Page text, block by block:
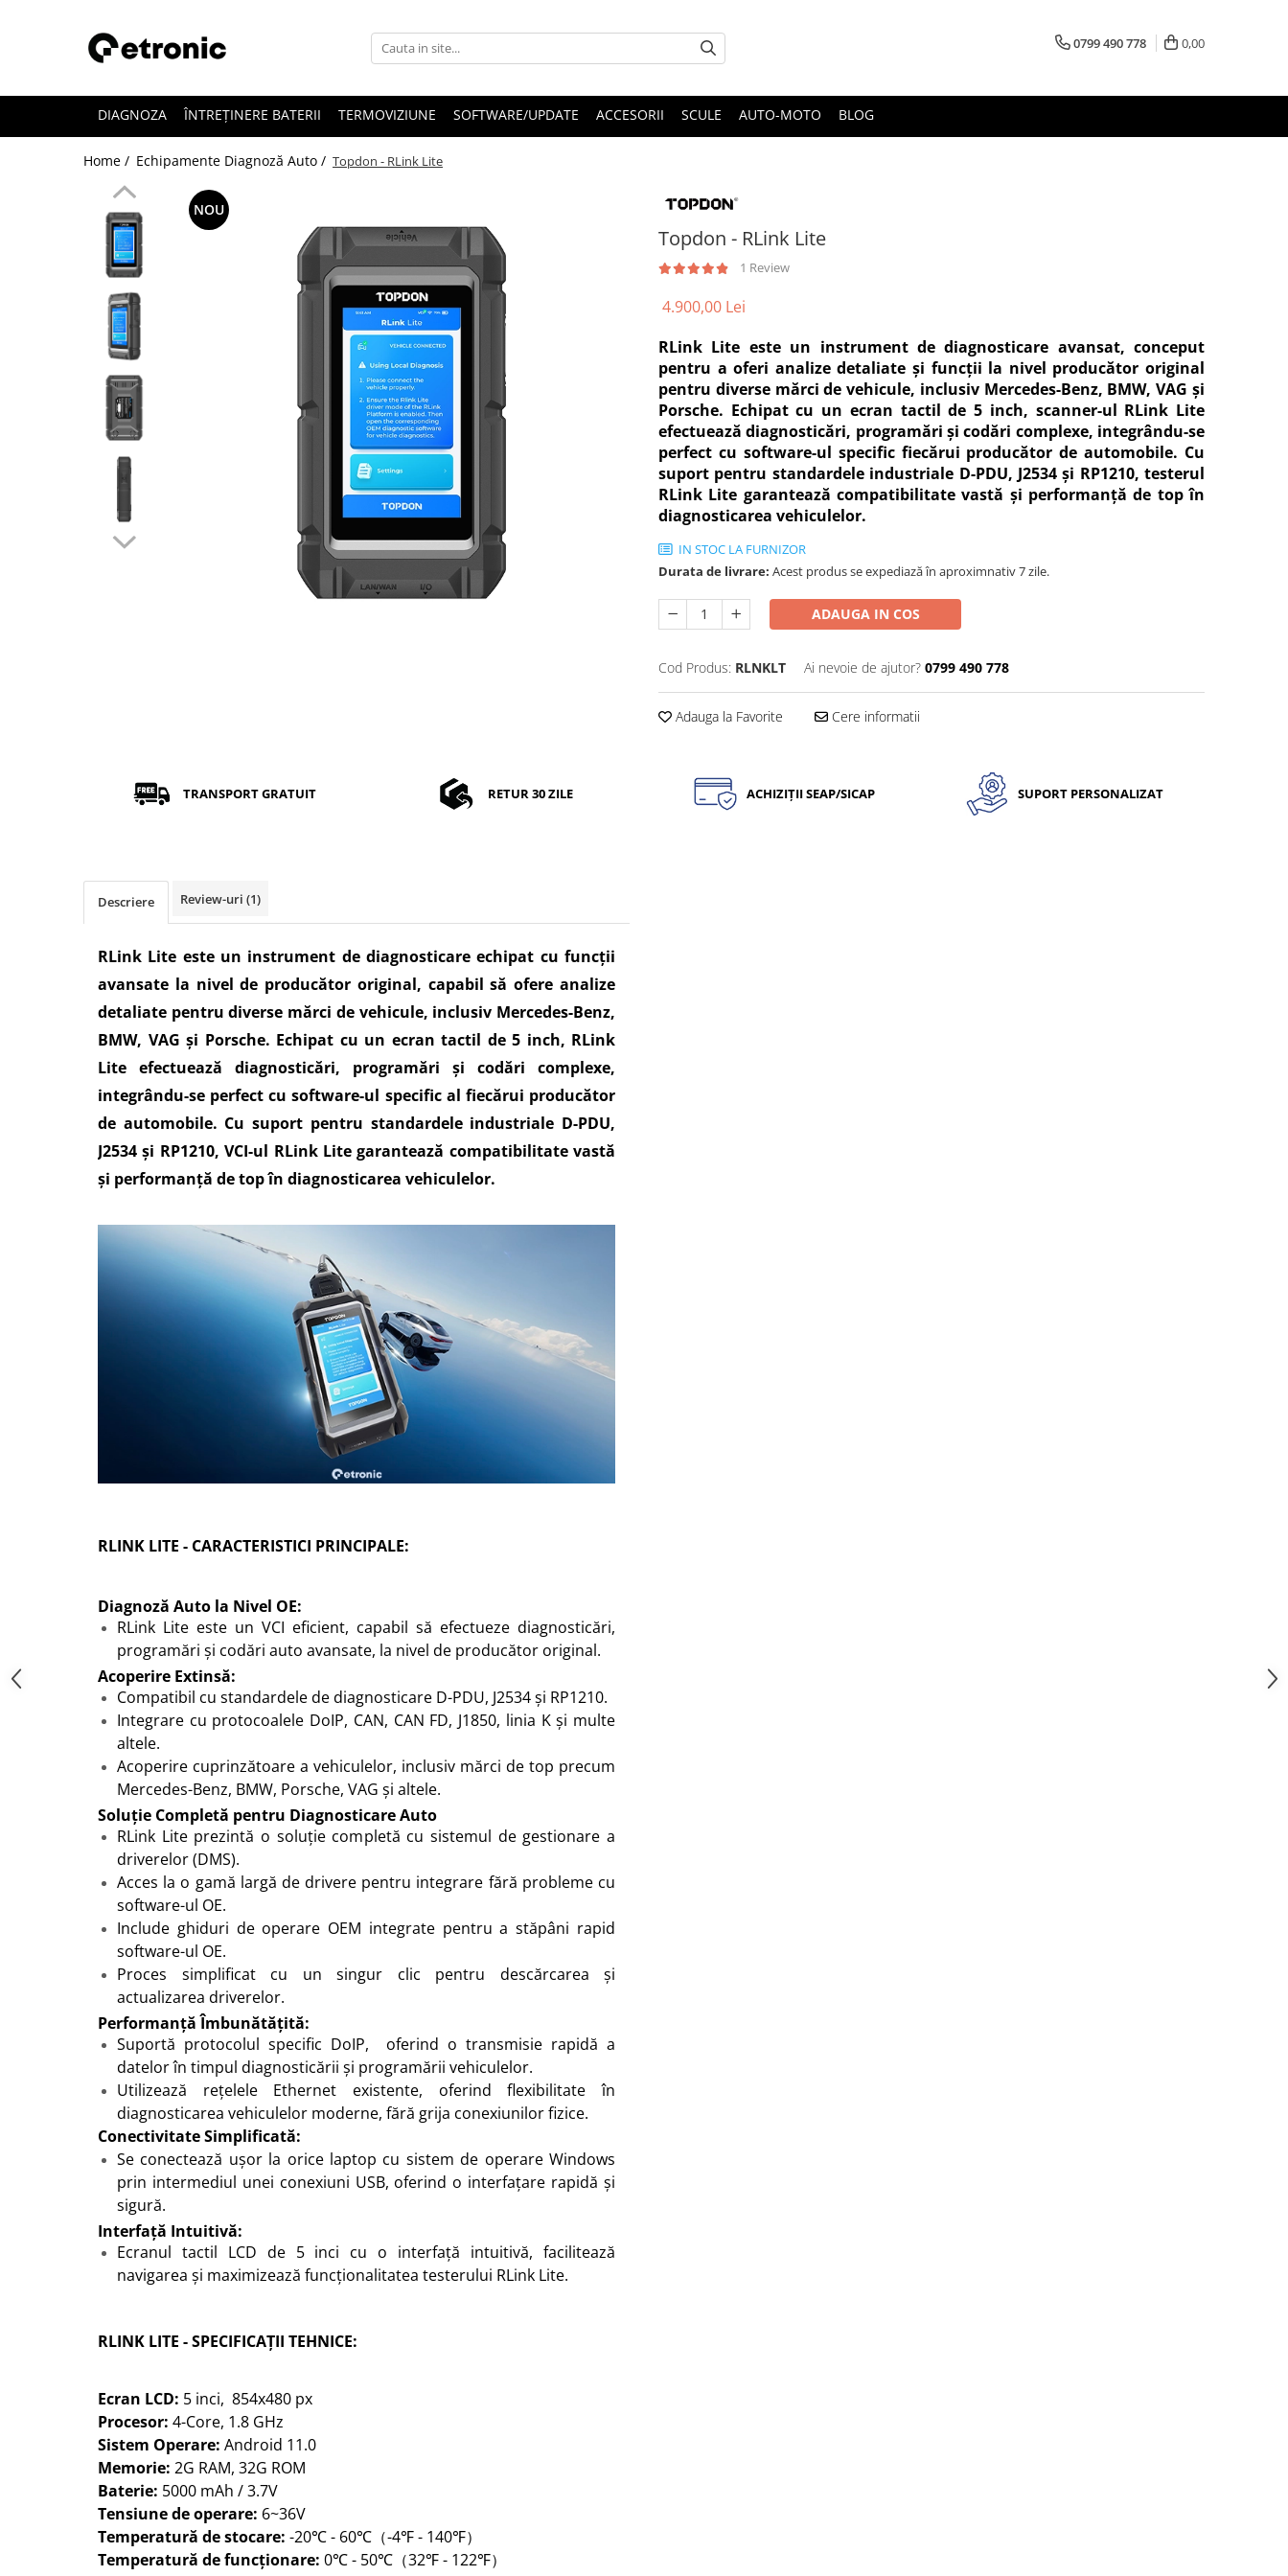
0799 490 778 0,00
DIAGNOZA ÎNTREȚINERE BATERII TERMOVIZIUNE SOFTWARE/UPDATE ACCESORII SCULE AUTO-MOTO BLOG
Home / Echipamente Diagnoză Auto / Topdon - RLink Lite
Topdon - RLink Lite
1 Review
NOU
4.900,00 Lei
RLink Lite este un instrument de diagnosticare avansat, conceput
pentru a oferi analize detaliate și funcții la nivel producător original
pentru diverse mărci de vehicule, inclusiv Mercedes-Benz, BMW, VAG și
Porsche. Echipat cu un ecran tactil de 5 inch, scanner-ul RLink Lite
efectuează diagnosticări, programări și codări complexe, integrându-se
perfect cu software-ul specific fiecărui producător de automobile. Cu
suport pentru standardele industriale D-PDU, J2534 și RP1210, testerul
RLink Lite garantează compatibilitate vastă și performanță de top în
diagnosticarea vehiculelor.
IN STOC LA FURNIZOR
Durata de livrare: Acest produs se expediază în aproximnativ 7 zile.
ADAUGA IN COS
Cod Produs: RLNKLT Ai nevoie de ajutor? 0799 490 778
Adauga la Favorite Cere informatii
TRANSPORT GRATUIT RETUR 30 ZILE ACHIZIȚII SEAP/SICAP SUPORT PERSONALIZAT
Descriere Review-uri (1)
RLink Lite este un instrument de diagnosticare echipat cu funcții
avansate la nivel de producător original, capabil să ofere analize
detaliate pentru diverse mărci de vehicule, inclusiv Mercedes-Benz,
BMW, VAG și Porsche. Echipat cu un ecran tactil de 5 inch, RLink
Lite efectuează diagnosticări, programări și codări complexe,
integrându-se perfect cu software-ul specific al fiecărui producător
de automobile. Cu suport pentru standardele industriale D-PDU,
J2534 și RP1210, VCI-ul RLink Lite garantează compatibilitate vastă
și performanță de top în diagnosticarea vehiculelor.
RLINK LITE - CARACTERISTICI PRINCIPALE:
Diagnoză Auto la Nivel OE:
RLink Lite este un VCI eficient, capabil să efectueze diagnosticări,
programări și codări auto avansate, la nivel de producător original.
Acoperire Extinsă:
Compatibil cu standardele de diagnosticare D-PDU, J2534 și RP1210.
Integrare cu protocoalele DoIP, CAN, CAN FD, J1850, linia K și multe
altele.
Acoperire cuprinzătoare a vehiculelor, inclusiv mărci de top precum
Mercedes-Benz, BMW, Porsche, VAG și altele.
Soluție Completă pentru Diagnosticare Auto
RLink Lite prezintă o soluție completă cu sistemul de gestionare a
driverelor (DMS).
Acces la o gamă largă de drivere pentru integrare fără probleme cu
software-ul OE.
Include ghiduri de operare OEM integrate pentru a stăpâni rapid
software-ul OE.
Proces simplificat cu un singur clic pentru descărcarea și
actualizarea driverelor.
Performanță Îmbunătățită:
Suportă protocolul specific DoIP, oferind o transmisie rapidă a
datelor în timpul diagnosticării și programării vehiculelor.
Utilizează rețelele Ethernet existente, oferind flexibilitate în
diagnosticarea vehiculelor moderne, fără grija conexiunilor fizice.
Conectivitate Simplificată:
Se conectează ușor la orice laptop cu sistem de operare Windows
prin intermediul unei conexiuni USB, oferind o interfațare rapidă și
sigură.
Interfață Intuitivă:
Ecranul tactil LCD de 5 inci cu o interfață intuitivă, facilitează
navigarea și maximizează funcționalitatea testerului RLink Lite.
RLINK LITE - SPECIFICAȚII TEHNICE:
Ecran LCD: 5 inci, 854x480 px
Procesor: 4-Core, 1.8 GHz
Sistem Operare: Android 11.0
Memorie: 2G RAM, 32G ROM
Baterie: 5000 mAh / 3.7V
Tensiune de operare: 6~36V
Temperatură de stocare: -20℃ - 60℃（-4℉ - 140℉）
Temperatură de funcționare: 0℃ - 50℃（32℉ - 122℉）